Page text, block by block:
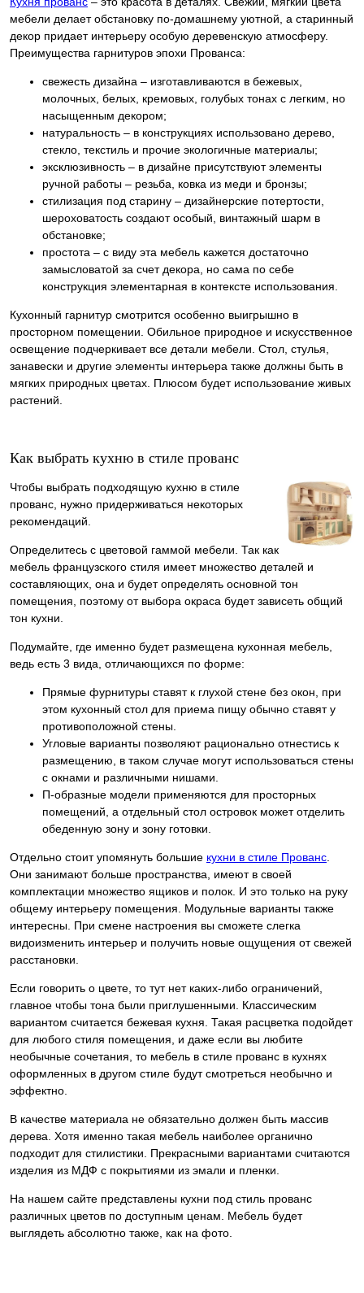
мебели делает обстановку по-домашнему уютной, а старинный
декор придает интерьеру особую деревенскую атмосферу.
Преимущества гарнитуров эпохи Прованса:
свежесть дизайна – изготавливаются в бежевых,
молочных, белых, кремовых, голубых тонах с легким, но
насыщенным декором;
натуральность – в конструкциях использовано дерево,
стекло, текстиль и прочие экологичные материалы;
эксклюзивность – в дизайне присутствуют элементы
ручной работы – резьба, ковка из меди и бронзы;
стилизация под старину – дизайнерские потертости,
шероховатость создают особый, винтажный шарм в
обстановке;
простота – с виду эта мебель кажется достаточно
замысловатой за счет декора, но сама по себе
конструкция элементарная в контексте использования.
Кухонный гарнитур смотрится особенно выигрышно в
просторном помещении. Обильное природное и искусственное
освещение подчеркивает все детали мебели. Стол, стулья,
занавески и другие элементы интерьера также должны быть в
мягких природных цветах. Плюсом будет использование живых
растений.
Как выбрать кухню в стиле прованс
Чтобы выбрать подходящую кухню в стиле
прованс, нужно придерживаться некоторых
рекомендаций.
Определитесь с цветовой гаммой мебели. Так как
мебель французского стиля имеет множество деталей и
составляющих, она и будет определять основной тон
помещения, поэтому от выбора окраса будет зависеть общий
тон кухни.
Подумайте, где именно будет размещена кухонная мебель,
ведь есть 3 вида, отличающихся по форме:
Прямые фурнитуры ставят к глухой стене без окон, при
этом кухонный стол для приема пищу обычно ставят у
противоположной стены.
Угловые варианты позволяют рационально отнестись к
размещению, в таком случае могут использоваться стены
с окнами и различными нишами.
П-образные модели применяются для просторных
помещений, а отдельный стол островок может отделить
обеденную зону и зону готовки.
Отдельно стоит упомянуть большие кухни в стиле Прованс
Они занимают больше пространства, имеют в своей
комплектации множество ящиков и полок. И это только на руку
общему интерьеру помещения. Модульные варианты также
интересны. При смене настроения вы сможете слегка
видоизменить интерьер и получить новые ощущения от свежей
расстановки.
Если говорить о цвете, то тут нет каких-либо ограничений,
главное чтобы тона были приглушенными. Классическим
вариантом считается бежевая кухня. Такая расцветка подойдет
для любого стиля помещения, и даже если вы любите
необычные сочетания, то мебель в стиле прованс в кухнях
оформленных в другом стиле будут смотреться необычно и
эффектно.
В качестве материала не обязательно должен быть массив
дерева. Хотя именно такая мебель наиболее органично
подходит для стилистики. Прекрасными вариантами считаются
изделия из МДФ с покрытиями из эмали и пленки.
На нашем сайте представлены кухни под стиль прованс
различных цветов по доступным ценам. Мебель будет
выглядеть абсолютно также, как на фото.